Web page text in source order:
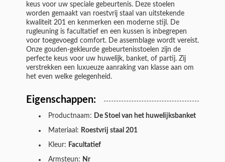
keus voor uw speciale gebeurtenis. Deze stoelen
worden gemaakt van roestvrij staal van uitstekende
kwaliteit 201 en kenmerken een moderne stijl. De
rugleuning is facultatief en een kussen is inbegrepen
voor toegevoegd comfort. De assemblage wordt vereist.
Onze gouden-gekleurde gebeurtenisstoelen zijn de
perfecte keus voor uw huwelijk, banket, of partij. Zij
verstrekken een luxueuze aanraking van klasse aan om
het even welke gelegenheid.
Eigenschappen:
Productnaam: De Stoel van het huwelijksbanket
Materiaal: Roestvrij staal 201
Kleur: Facultatief
Armsteun: Nr